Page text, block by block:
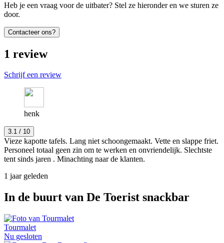
Heb je een vraag voor de uitbater? Stel ze hieronder en we sturen ze
door.
Contacteer ons?
1 review
Schrijf een review
henk
3.1 / 10
Vieze kapotte tafels. Lang niet schoongemaakt. Vette en slappe friet.
Personeel totaal geen zin om te werken en onvriendelijk. Slechtste
tent sinds jaren . Minachting naar de klanten.
1 jaar geleden
In de buurt van De Toerist snackbar
Tourmalet
Nu gesloten